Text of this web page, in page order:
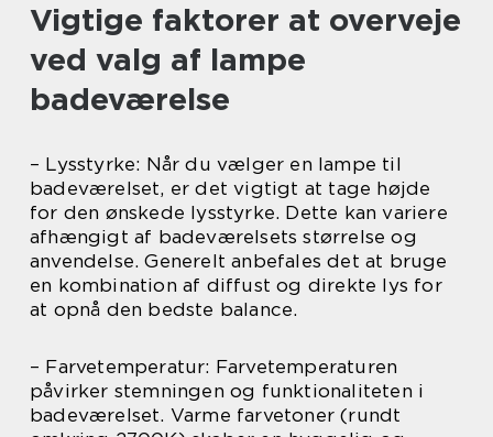
Vigtige faktorer at overveje
ved valg af lampe
badeværelse
– Lysstyrke: Når du vælger en lampe til
badeværelset, er det vigtigt at tage højde
for den ønskede lysstyrke. Dette kan variere
afhængigt af badeværelsets størrelse og
anvendelse. Generelt anbefales det at bruge
en kombination af diffust og direkte lys for
at opnå den bedste balance.
– Farvetemperatur: Farvetemperaturen
påvirker stemningen og funktionaliteten i
badeværelset. Varme farvetoner (rundt